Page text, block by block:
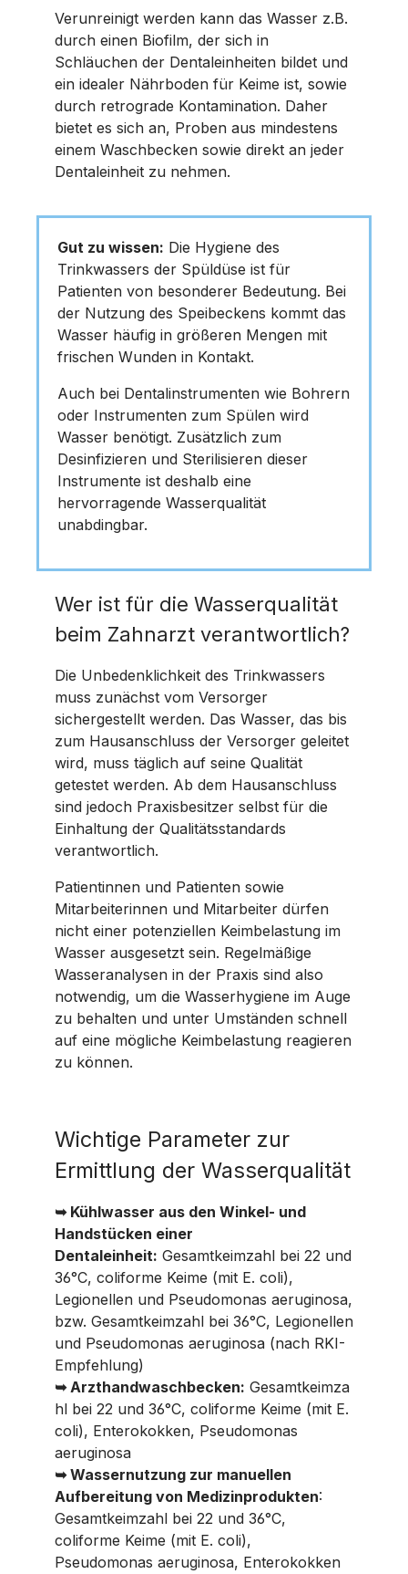
Verunreinigt werden kann das Wasser z.B.
durch einen Biofilm, der sich in
Schläuchen der Dentaleinheiten bildet und
ein idealer Nährboden für Keime ist, sowie
durch retrograde Kontamination. Daher
bietet es sich an, Proben aus mindestens
einem Waschbecken sowie direkt an jeder
Dentaleinheit zu nehmen.
Gut zu wissen: Die Hygiene des
Trinkwassers der Spüldüse ist für
Patienten von besonderer Bedeutung. Bei
der Nutzung des Speibeckens kommt das
Wasser häufig in größeren Mengen mit
frischen Wunden in Kontakt.
Auch bei Dentalinstrumenten wie Bohrern
oder Instrumenten zum Spülen wird
Wasser benötigt. Zusätzlich zum
Desinfizieren und Sterilisieren dieser
Instrumente ist deshalb eine
hervorragende Wasserqualität
unabdingbar.
Wer ist für die Wasserqualität
beim Zahnarzt verantwortlich?
Die Unbedenklichkeit des Trinkwassers
muss zunächst vom Versorger
sichergestellt werden. Das Wasser, das bis
zum Hausanschluss der Versorger geleitet
wird, muss täglich auf seine Qualität
getestet werden. Ab dem Hausanschluss
sind jedoch Praxisbesitzer selbst für die
Einhaltung der Qualitätsstandards
verantwortlich.
Patientinnen und Patienten sowie
Mitarbeiterinnen und Mitarbeiter dürfen
nicht einer potenziellen Keimbelastung im
Wasser ausgesetzt sein. Regelmäßige
Wasseranalysen in der Praxis sind also
notwendig, um die Wasserhygiene im Auge
zu behalten und unter Umständen schnell
auf eine mögliche Keimbelastung reagieren
zu können.
Wichtige Parameter zur
Ermittlung der Wasserqualität
➥ Kühlwasser aus den Winkel- und
Handstücken einer
Dentaleinheit: Gesamtkeimzahl bei 22 und
36°C, coliforme Keime (mit E. coli),
Legionellen und Pseudomonas aeruginosa,
bzw. Gesamtkeimzahl bei 36°C, Legionellen
und Pseudomonas aeruginosa (nach RKI-
Empfehlung)
➥ Arzthandwaschbecken: Gesamtkeimza
hl bei 22 und 36°C, coliforme Keime (mit E.
coli), Enterokokken, Pseudomonas
aeruginosa
➥ Wassernutzung zur manuellen
Aufbereitung von Medizinprodukten:
Gesamtkeimzahl bei 22 und 36°C,
coliforme Keime (mit E. coli),
Pseudomonas aeruginosa, Enterokokken